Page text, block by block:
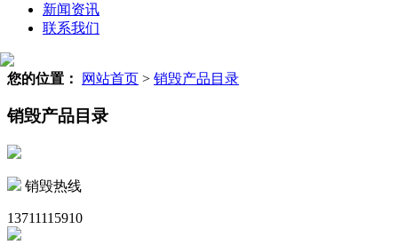
新闻资讯
联系我们
您的位置： 网站首页 > 销毁产品目录
销毁产品目录
销毁热线
13711115910